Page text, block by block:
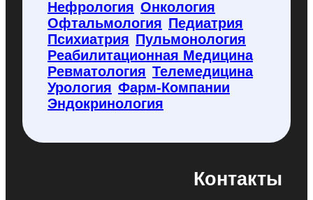
Нефрология Онкология
Офтальмология Педиатрия
Психиатрия Пульмонология
Реабилитационная Медицина
Ревматология Телемедицина
Урология Фарм-Компании
Эндокринология
Контакты